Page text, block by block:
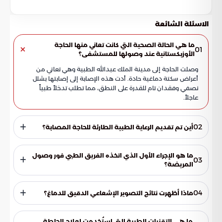
الاسئلة الشائعة
01ما هي الحالة الصحية التي كانت تعاني منها الحاجة
الأوزبكستانية عند وصولها للمستشفى؟
وصلت الحاجة إلى مدينة الملك عبدالله الطبية وهي تعاني من
أعراض سكتة دماغية حادة. أدت هذه الإصابة إلى إصابتها بشلل
نصفي وفقدان تام للقدرة على النطق، مما تطلب تدخلاً طبياً
عاجلاً.
02أين تم تقديم الرعاية الطبية الطارئة للحاجة المصابة؟
تلقيت الحاجة الرعاية الطبية المتقدمة في مركز العلوم العصبية
بمدينة الملك عبدالله الطبية بالعاصمة المقدسة. ويعد هذا
المركز من المرافق الرائدة التي تخدم ضيوف الرحمن خلال موسم03ما هو الإجراء الأول الذي اتخذه الفريق الطبي فور وصول
المريضة؟
بمجرد وصول المريضة، تم تفعيل "مسار السكتة الدماغية"
المعتمد وفق المعايير العالمية. شمل ذلك إجراء تقييم سريري
دقيق وفحوصات مخبرية شاملة، بالإضافة إلى تصوير إشعاعي
04ماذا أظهرت نتائج التصوير الإشعاعي الدقيق للدماغ؟
أظهرت الصور الإشعاعية وجود انسداد كامل ناتج عن جلطة حادة
في أحد الشرايين الرئيسية التي تغذي الدماغ. هذا الانسداد كان